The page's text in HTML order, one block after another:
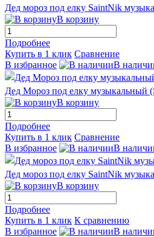
Дед мороз под елку SaintNik
В корзину
Подробнее
Купить в 1 клик Сравнение
В избранное
В
Дед Мороз под елку музыкальный
В корзину
Подробнее
Купить в 1 клик Сравнение
В избранное
В
Дед мороз под елку SaintNik
В корзину
Подробнее
Купить в 1 клик К сравнению
В избранное
В